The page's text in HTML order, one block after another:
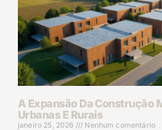
A Expansão Da Construção
Urbanas E Rurais
janeiro 25, 2026 Nenhum comentário